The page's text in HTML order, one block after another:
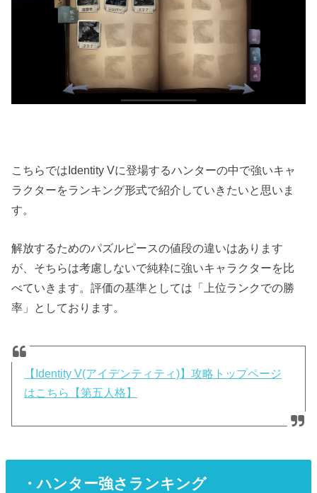
こちらではIdentity Vに登場するハンターの中で強いキャ
ラクターをランキング形式で紹介していきたいと思いま
す。
解放するためのパズルピースの値段の違いはあります
が、そちらは考慮しないで純粋に強いキャラクターを比
べていきます。評価の基準としては「上位ランクでの勝
率」としております。
【Identity V(アイデンティティ)】攻略トップページ
はこちら【第五人格】
・ハンター強さランキング